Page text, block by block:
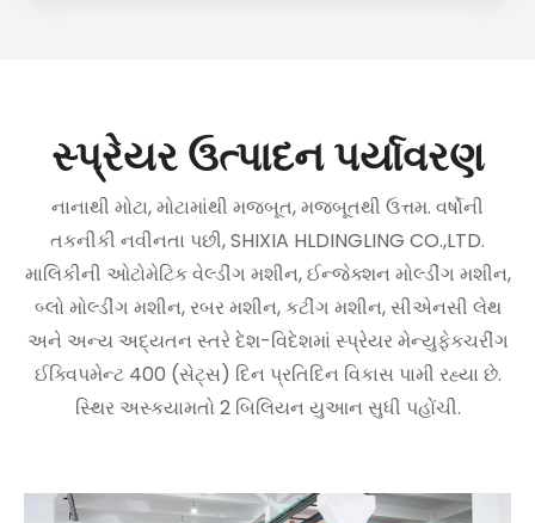
સ્પ્રેયર ઉત્પાદન પર્યાવરણ
નાનાથી મોટા, મોટામાંથી મજબૂત, મજબૂતથી ઉત્તમ. વર્ષોની
તકનીકી નવીનતા પછી, SHIXIA HLDINGLING CO.,LTD.
માલિકીની ઓટોમેટિક વેલ્ડીંગ મશીન, ઈન્જેક્શન મોલ્ડીંગ મશીન,
બ્લો મોલ્ડીંગ મશીન, રબર મશીન, કટીંગ મશીન, સીએનસી લેથ
અને અન્ય અદ્યતન સ્તરે દેશ-વિદેશમાં સ્પ્રેયર મેન્યુફેકચરીંગ
ઈક્વિપમેન્ટ 400 (સેટ્સ) દિન પ્રતિદિન વિકાસ પામી રહ્યા છે.
સ્થિર અસ્કયામતો 2 બિલિયન યુઆન સુધી પહોંચી.